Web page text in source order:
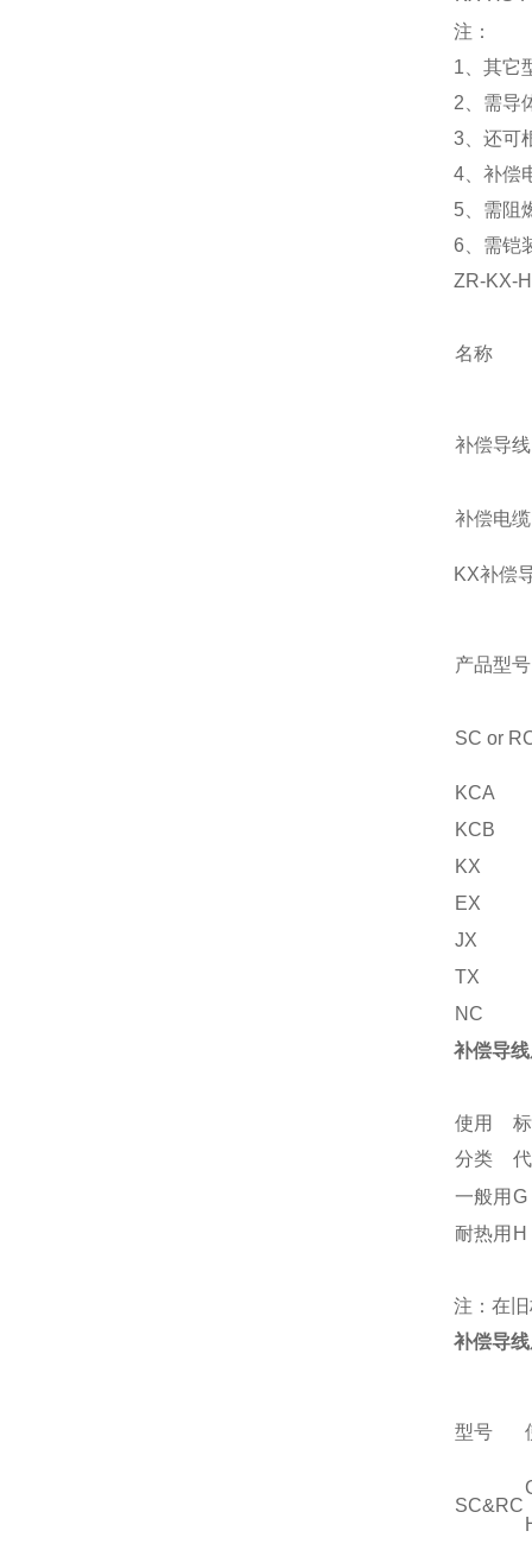
注：
1、其它
2、需导
3、还可
4、补偿
5、需阻
6、需铠
ZR-KX-
名称
补偿导线
补偿电缆
KX补偿
产品型号
SC or
KCA
KCB
KX
EX
JX
TX
NC
补偿导线
使用
分类
一般用 G
耐热用 H
注：在
补偿导线
型号
SC&RC